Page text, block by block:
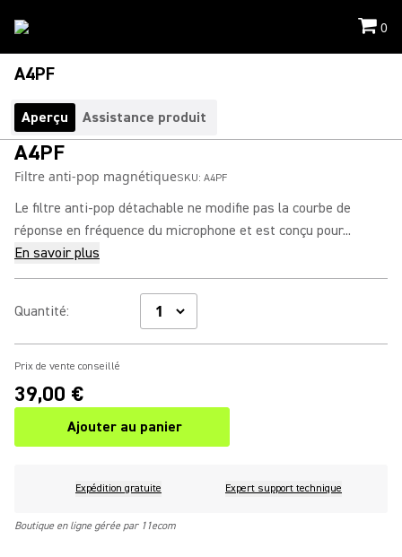
0
A4PF
Aperçu Assistance produit
A4PF
Filtre anti-pop magnétiqueSKU: A4PF
Le filtre anti-pop détachable ne modifie pas la courbe de
réponse en fréquence du microphone et est conçu pour...
En savoir plus
Quantité:
Prix de vente conseillé
39,00 €
Ajouter au panier
Expédition gratuite Expert support technique
Boutique en ligne gérée par 11ecom